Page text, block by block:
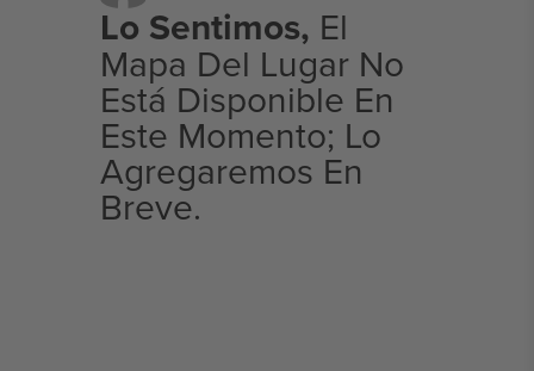
Lo Sentimos, El
Mapa Del Lugar No
Está Disponible En
Este Momento; Lo
Agregaremos En
Breve.